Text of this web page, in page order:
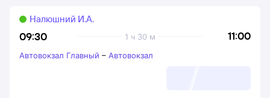
09:30 11:00
1 ч 30 м
Налюшний И.А.
Автовокзал Главный – Автовокзал